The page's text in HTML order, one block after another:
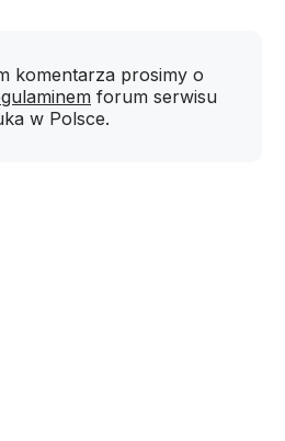
komentarza prosimy o
forum serwisu
w Polsce.